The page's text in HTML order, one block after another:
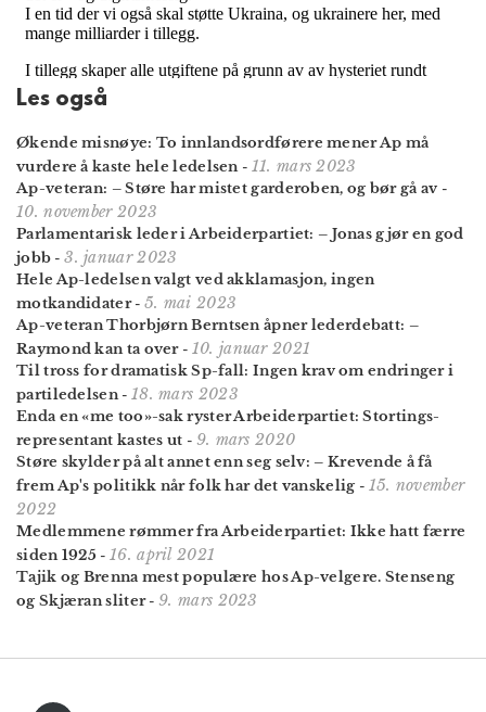
Les også
Økende misnøye: To innlands­ordførere mener Ap må
vurdere å kaste hele ledelsen - 11. mars 2023
Ap-veteran: – Støre har mistet garderoben, og bør gå av -
10. november 2023
Parlamentarisk leder i Arbeiderpartiet: – Jonas gjør en god
jobb -3. januar 2023
Hele Ap-ledelsen valgt ved akklamasjon, ingen
motkandidater- 5. mai 2023
Ap-veteran Thorbjørn Berntsen åpner lederdebatt: –
Raymond kan ta over- 10. januar 2021
Til tross for dramatisk Sp-fall: Ingen krav om endringer i
parti­ledelsen- 18. mars 2023
Enda en «me too»-sak ryster Arbeiderpartiet: Stortings­
representant kastes ut - 9. mars 2020
Støre skylder på alt annet enn seg selv: – Krevende å få
frem Ap's politikk når folk har det vanskelig - 15. november
2022
Medlemmene rømmer fra Arbeiderpartiet: Ikke hatt færre
siden 1925 - 16. april 2021
Tajik og Brenna mest populære hos Ap-velgere. Stenseng
og Skjæran sliter-9. mars 2023